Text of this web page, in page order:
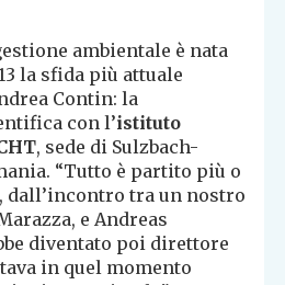
ambientale è nata
la sfida più attuale
Contin: la
con l’istituto
, sede di Sulzbach-
“Tutto è partito più o
dall’incontro tra un nostro
e Andreas
diventato poi direttore
in quel momento